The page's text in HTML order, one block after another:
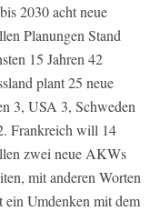
2030 acht neue
Planungen Stand
15 Jahren 42
plant 25 neue
3, USA 3, Schweden
Frankreich will 14
zwei neue AKWs
mit anderen Worten
ein Umdenken mit dem